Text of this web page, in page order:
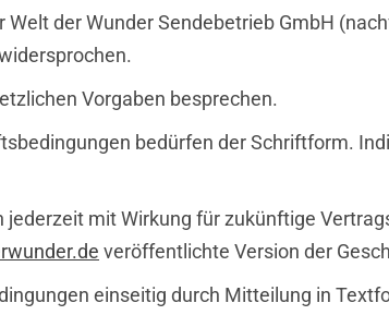
der Wunder Sendebetrieb GmbH
Vorgaben besprechen.
bedürfen der Schriftform.
mit Wirkung für zukünftige
veröffentlichte Version der
einseitig durch Mitteilung in